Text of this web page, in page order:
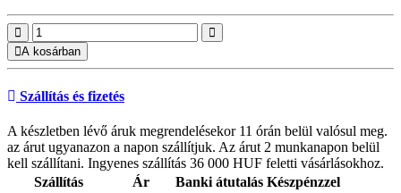
A kosárban
Szállítás és fizetés
A készletben lévő áruk megrendelésekor 11 órán belül valósul meg.
az árut ugyanazon a napon szállítjuk. Az árut 2 munkanapon belül
kell szállítani. Ingyenes szállítás 36 000 HUF feletti vásárlásokhoz.
Szállítás
Ár Banki átutalás Készpénzzel